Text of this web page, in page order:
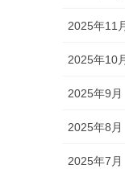
2025年11
2025年10
2025年9月
2025年8月
2025年7月